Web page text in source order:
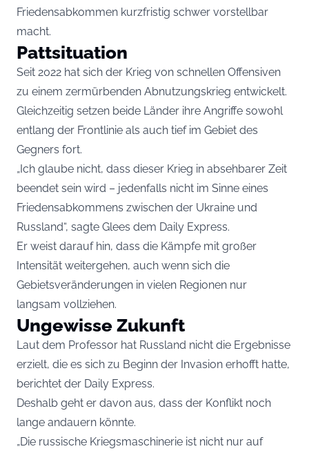
Friedensabkommen kurzfristig schwer vorstellbar
macht.
Pattsituation
Seit 2022 hat sich der Krieg von schnellen Offensiven
zu einem zermürbenden Abnutzungskrieg entwickelt.
Gleichzeitig setzen beide Länder ihre Angriffe sowohl
entlang der Frontlinie als auch tief im Gebiet des
Gegners fort.
„Ich glaube nicht, dass dieser Krieg in absehbarer Zeit
beendet sein wird – jedenfalls nicht im Sinne eines
Friedensabkommens zwischen der Ukraine und
Russland“, sagte Glees dem Daily Express.
Er weist darauf hin, dass die Kämpfe mit großer
Intensität weitergehen, auch wenn sich die
Gebietsveränderungen in vielen Regionen nur
langsam vollziehen.
Ungewisse Zukunft
Laut dem Professor hat Russland nicht die Ergebnisse
erzielt, die es sich zu Beginn der Invasion erhofft hatte,
berichtet der Daily Express.
Deshalb geht er davon aus, dass der Konflikt noch
lange andauern könnte.
„Die russische Kriegsmaschinerie ist nicht nur auf